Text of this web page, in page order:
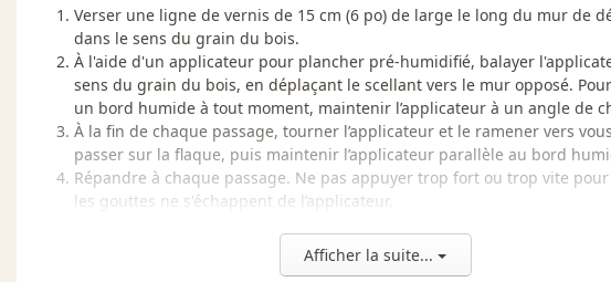
Verser une ligne de vernis de 15 cm (6 po) de large le long du mur de
dans le sens du grain du bois.
À l'aide d'un applicateur pour plancher pré-humidifié, balayer
sens du grain du bois, en déplaçant le scellant vers le mur opposé.
un bord humide à tout moment, maintenir l’applicateur à un angle de
À la fin de chaque passage, tourner l’applicateur et le ramener vers
passer sur la flaque, puis maintenir l’applicateur parallèle au bord
Répandre à chaque passage. Ne pas appuyer trop fort ou trop vite
les gouttes ne s'échappent de l’applicateur.
par 3.79 LITRES (1 GALLON) NE PAS ÉTENDRE EN COUCHE TROP FINE.
Laisser sécher chaque couche d’enduit entre 2 à 3 heures. Un taux
Afficher la suite...